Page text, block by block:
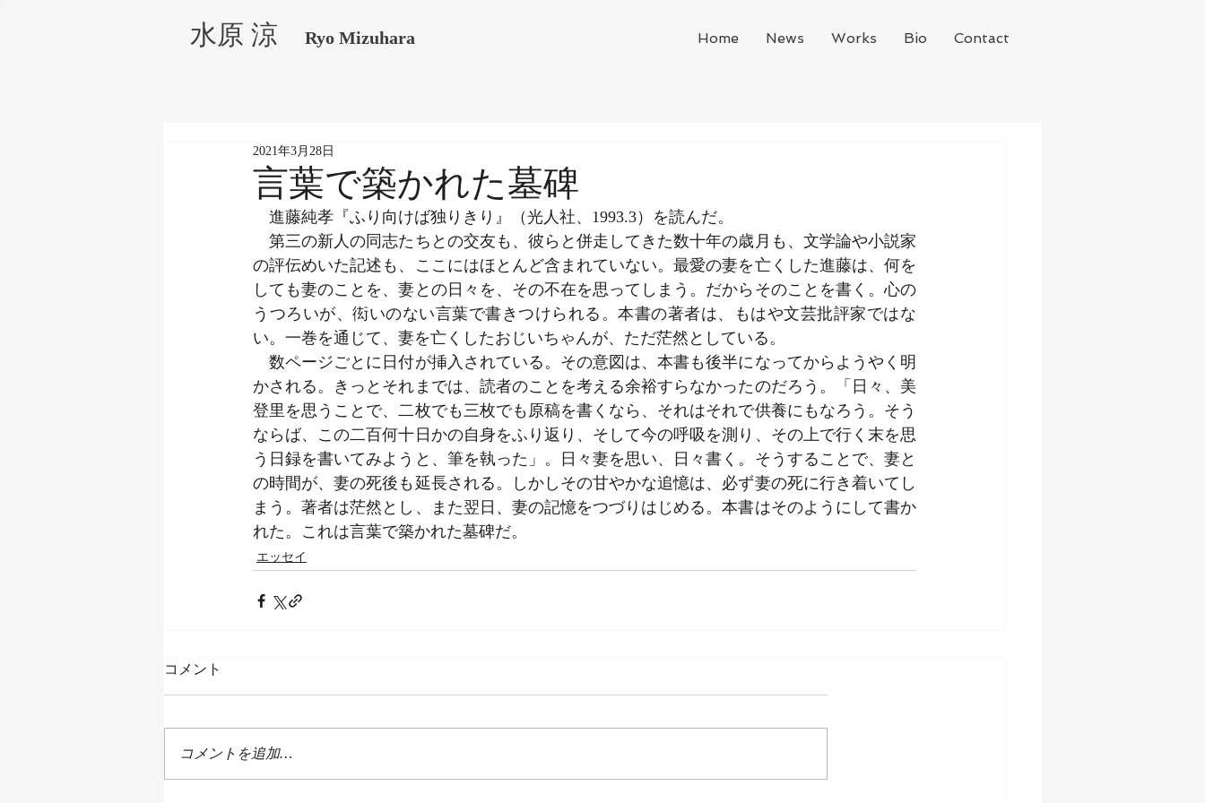
水原 涼 Ryo Mizuhara Home News Works Bio Contact
言葉で築かれた墓碑
2021年3月28日
進藤純孝『ふり向けば独りきり』（光人社、1993.3）を読んだ。
第三の新人の同志たちとの交友も、彼らと併走してきた数十年の歳月も、文学論や小説家
の評伝めいた記述も、ここにはほとんど含まれていない。最愛の妻を亡くした進藤は、何を
しても妻のことを、妻との日々を、その不在を思ってしまう。だからそのことを書く。心の
うつろいが、衒いのない言葉で書きつけられる。本書の著者は、もはや文芸批評家ではな
い。一巻を通じて、妻を亡くしたおじいちゃんが、ただ茫然としている。
数ページごとに日付が挿入されている。その意図は、本書も後半になってからようやく明
かされる。きっとそれまでは、読者のことを考える余裕すらなかったのだろう。「日々、美
登里を思うことで、二枚でも三枚でも原稿を書くなら、それはそれで供養にもなろう。そう
ならば、この二百何十日かの自身をふり返り、そして今の呼吸を測り、その上で行く末を思
う日録を書いてみようと、筆を執った」。日々妻を思い、日々書く。そうすることで、妻と
の時間が、妻の死後も延長される。しかしその甘やかな追憶は、必ず妻の死に行き着いてし
まう。著者は茫然とし、また翌日、妻の記憶をつづりはじめる。本書はそのようにして書か
れた。これは言葉で築かれた墓碑だ。
エッセイ
コメント
コメントを追加…